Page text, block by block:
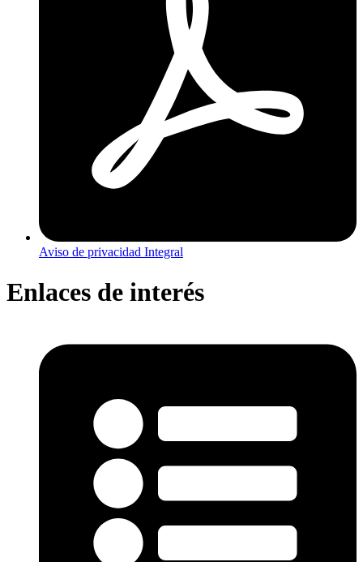
Aviso de privacidad Integral
Enlaces de interés